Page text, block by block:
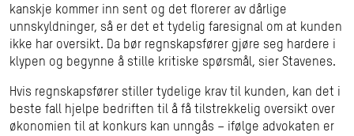
kanskje kommer inn sent og det florerer av dårlige
unnskyldninger, så er det et tydelig faresignal om at kunden
ikke har oversikt. Da bør regnskapsfører gjøre seg hardere i
klypen og begynne å stille kritiske spørsmål, sier Stavenes.
Hvis regnskapsfører stiller tydelige krav til kunden, kan det i
beste fall hjelpe bedriften til å få tilstrekkelig oversikt over
økonomien til at konkurs kan unngås – ifølge advokaten er